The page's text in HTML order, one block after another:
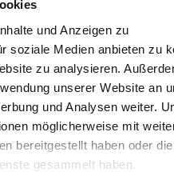
und Anzeigen zu
soziale Medien anbieten zu
zu analysieren.
unserer Website an
und Analysen weiter.
möglicherweise mit
bereitgestellt haben oder
gesammelt haben.
Newsletter